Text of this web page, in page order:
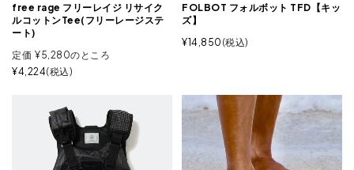
free rage フリーレイジ リサイク
ルコットンTee(フリーレージステ
ート)
定価 ¥5,280のところ
¥4,224 税込
FOLBOT フォルボット TFD【キッ
ズ】
¥14,850 税込